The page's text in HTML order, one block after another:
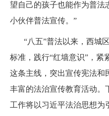
望自己的孩子也能作为普法
小伙伴普法宣传。”
“八五”普法以来，西城
标准，践行“红墙意识”，紧
这条主线，突出宣传宪法和
丰富的法治宣传教育活动。
工作将以习近平法治思想为